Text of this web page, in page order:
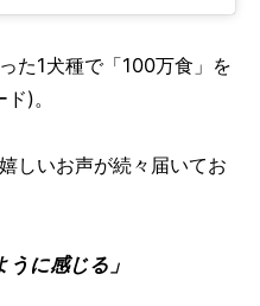
た1犬種で「100万食」を
)。
しいお声が続々届いてお
うに感じる」